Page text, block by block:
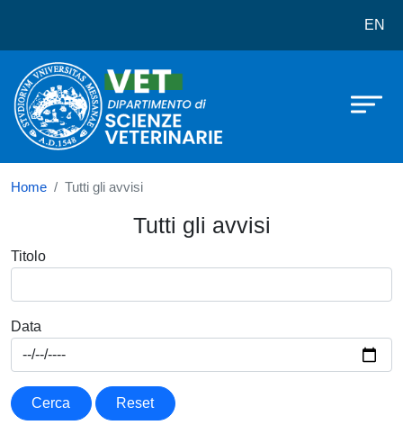
Dipartimento di Scienze veterinarie
EN
Home Tutti gli avvisi
Tutti gli avvisi
Titolo
Data
Cerca Reset